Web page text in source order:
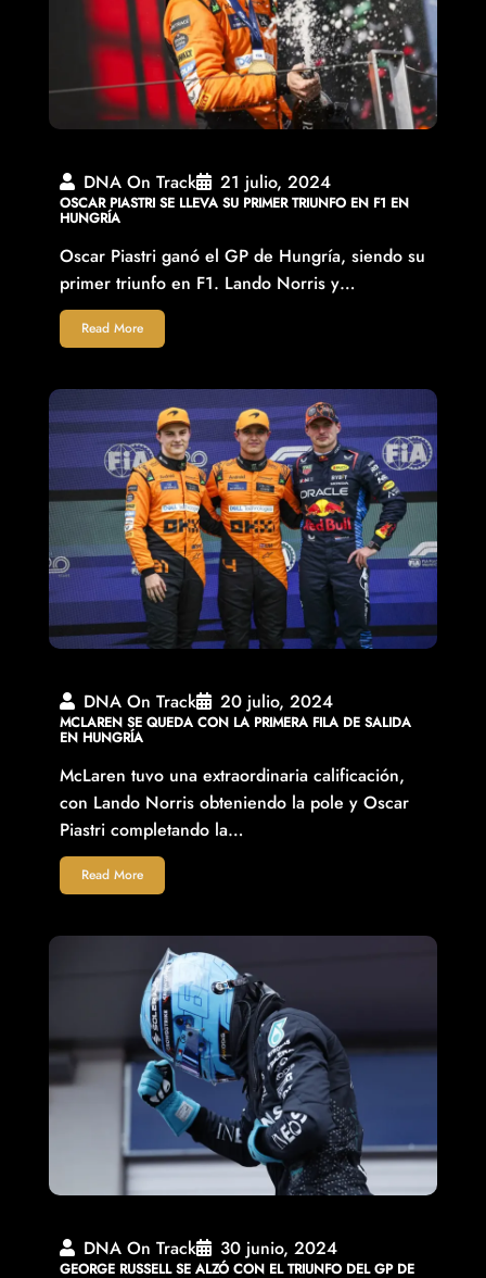
DNA On Track 21 julio, 2024
OSCAR PIASTRI SE LLEVA SU PRIMER TRIUNFO EN F1 EN
HUNGRÍA
Oscar Piastri ganó el GP de Hungría, siendo su
primer triunfo en F1. Lando Norris y…
Read More
DNA On Track 20 julio, 2024
MCLAREN SE QUEDA CON LA PRIMERA FILA DE SALIDA
EN HUNGRÍA
McLaren tuvo una extraordinaria calificación,
con Lando Norris obteniendo la pole y Oscar
Piastri completando la…
Read More
DNA On Track 30 junio, 2024
GEORGE RUSSELL SE ALZÓ CON EL TRIUNFO DEL GP DE